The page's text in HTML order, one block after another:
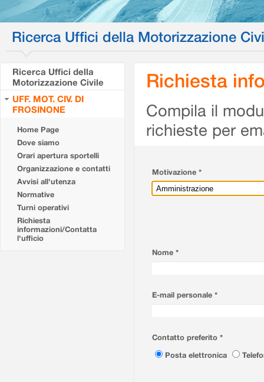
Ricerca Uffici della Motorizzazione
Ricerca Uffici della
Motorizzazione Civile
UFF. MOT. CIV. DI
FROSINONE
Home Page
Dove siamo
Orari apertura sportelli
Organizzazione e contatti
Avvisi all'utenza
Normative
Turni operativi
Richiesta
informazioni/Contatta
l'ufficio
Richiesta
Compila il
richieste per
Motivazione *
Nome *
E-mail personale *
Contatto preferito *
Posta elettronica